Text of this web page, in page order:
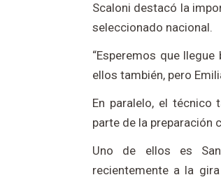
Scaloni destacó la
seleccionado nacional.
“Esperemos que
ellos también, pero
En paralelo, el técnico
parte de la preparación
Uno de ellos es
recientemente a la